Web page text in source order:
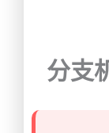
分支